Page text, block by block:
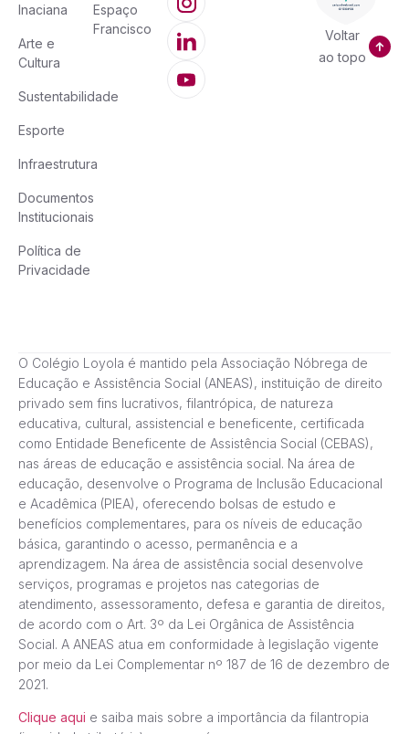
Inaciana
Arte e
Cultura
Sustentabilidade
Esporte
Infraestrutura
Documentos
Institucionais
Política de
Privacidade
Espaço
Francisco
Voltar
ao topo
O Colégio Loyola é mantido pela Associação Nóbrega de
Educação e Assistência Social (ANEAS), instituição de direito
privado sem fins lucrativos, filantrópica, de natureza
educativa, cultural, assistencial e beneficente, certificada
como Entidade Beneficente de Assistência Social (CEBAS),
nas áreas de educação e assistência social. Na área de
educação, desenvolve o Programa de Inclusão Educacional
e Acadêmica (PIEA), oferecendo bolsas de estudo e
benefícios complementares, para os níveis de educação
básica, garantindo o acesso, permanência e a
aprendizagem. Na área de assistência social desenvolve
serviços, programas e projetos nas categorias de
atendimento, assessoramento, defesa e garantia de direitos,
de acordo com o Art. 3º da Lei Orgânica de Assistência
Social. A ANEAS atua em conformidade à legislação vigente
por meio da Lei Complementar nº 187 de 16 de dezembro de
2021.
Clique aqui e saiba mais sobre a importância da filantropia